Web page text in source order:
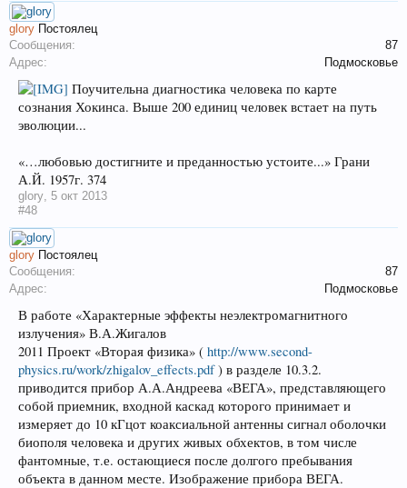
glory Постоялец
Сообщения:
87
Адрес:
Подмосковье
Поучительна диагностика человека по карте
сознания Хокинса. Выше 200 единиц человек встает на путь
эволюции...
«…любовью достигните и преданностью устоите...» Грани
А.Й. 1957г. 374
glory 5 окт 2013
#48
glory Постоялец
Сообщения:
87
Адрес:
Подмосковье
В работе «Характерные эффекты неэлектромагнитного
излучения» В.А.Жигалов
2011 Проект «Вторая физика» ( http://www.second-
physics.ru/work/zhigalov_effects.pdf) в разделе 10.3.2.
приводится прибор А.А.Андреева «ВЕГА», представляющего
собой приемник, входной каскад которого принимает и
измеряет до 10 кГцот коаксиальной антенны сигнал оболочки
биополя человека и других живых обхектов, в том числе
фантомные, т.е. остающиеся после долгого пребывания
объекта в данном месте. Изображение прибора ВЕГА.